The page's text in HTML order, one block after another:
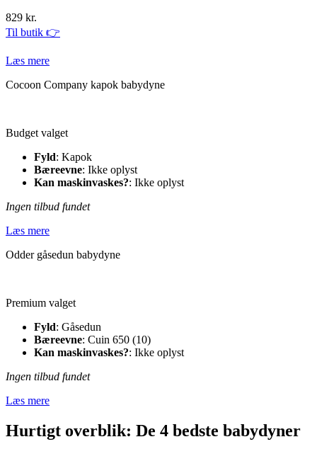
829 kr.
Til butik 👉
Læs mere
Cocoon Company kapok babydyne
Budget valget
Fyld: Kapok
Bæreevne: Ikke oplyst
Kan maskinvaskes?: Ikke oplyst
Ingen tilbud fundet
Læs mere
Odder gåsedun babydyne
Premium valget
Fyld: Gåsedun
Bæreevne: Cuin 650 (10)
Kan maskinvaskes?: Ikke oplyst
Ingen tilbud fundet
Læs mere
Hurtigt overblik: De 4 bedste babydyner